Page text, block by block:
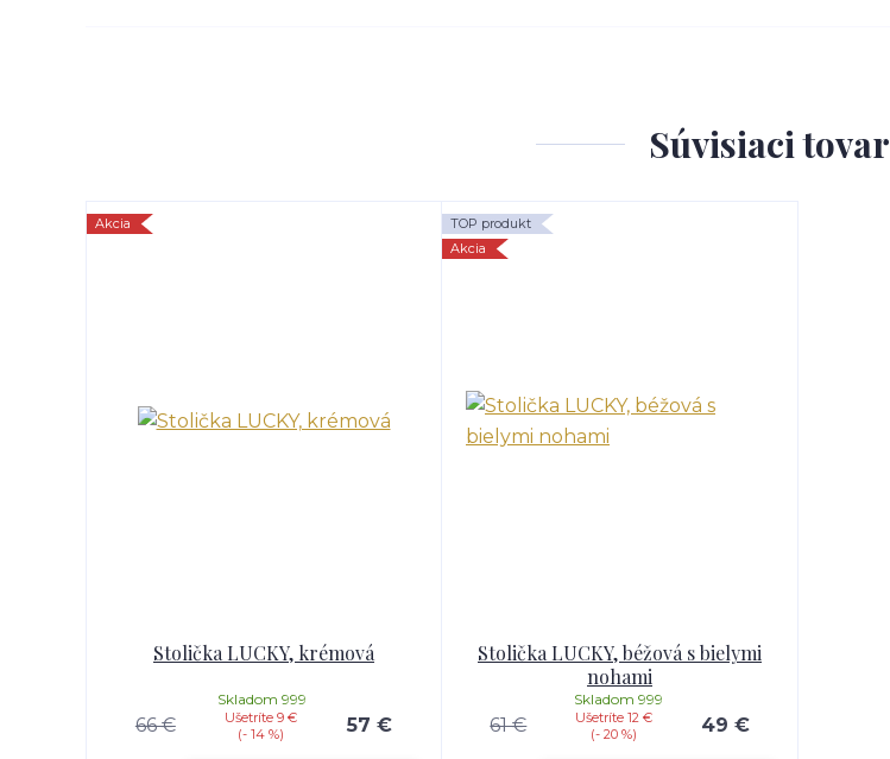
Súvisiaci tovar
Akcia
Stolička LUCKY, krémová
66 €
Ušetríte 9 €
(- 14 %)
57 €
Skladom 999
TOP produkt
Akcia
Stolička LUCKY, béžová s bielymi
nohami
61 €
Ušetríte 12 €
(- 20 %)
49 €
Skladom 999